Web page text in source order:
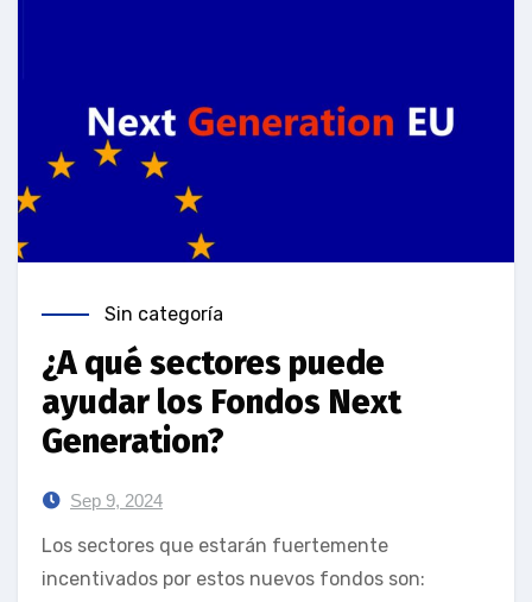
Sin categoría
¿A qué sectores puede
ayudar los Fondos Next
Generation?
Sep 9, 2024
Los sectores que estarán fuertemente
incentivados por estos nuevos fondos son: